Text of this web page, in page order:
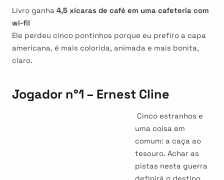
Livro ganha 4,5 xícaras de café em uma cafeteria com
wi-fi!
Ele perdeu cinco pontinhos porque eu prefiro a capa
americana, é mais colorida, animada e mais bonita,
claro.
Jogador n°1 – Ernest Cline
Cinco estranhos e
uma coisa em
comum: a caça ao
tesouro. Achar as
pistas nesta guerra